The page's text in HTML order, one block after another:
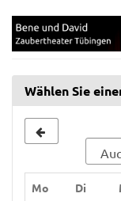
Zum
Haupt-
Inhalt
Wählen Sie
Mo Montag
Di